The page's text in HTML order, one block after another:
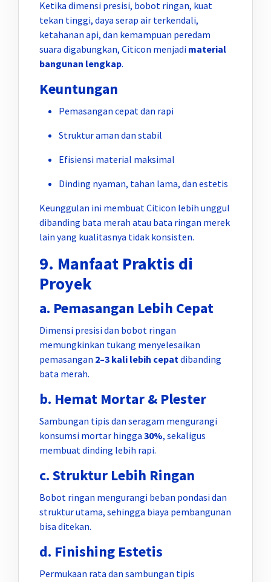
Ketika dimensi presisi, bobot ringan, kuat
tekan tinggi, daya serap air terkendali,
ketahanan api, dan kemampuan peredam
suara digabungkan, Citicon menjadi material
bangunan lengkap.
Keuntungan
Pemasangan cepat dan rapi
Struktur aman dan stabil
Efisiensi material maksimal
Dinding nyaman, tahan lama, dan estetis
Keunggulan ini membuat Citicon lebih unggul
dibanding bata merah atau bata ringan merek
lain yang kualitasnya tidak konsisten.
9. Manfaat Praktis di
Proyek
a. Pemasangan Lebih Cepat
Dimensi presisi dan bobot ringan
memungkinkan tukang menyelesaikan
pemasangan 2–3 kali lebih cepat dibanding
bata merah.
b. Hemat Mortar & Plester
Sambungan tipis dan seragam mengurangi
konsumsi mortar hingga 30%, sekaligus
membuat dinding lebih rapi.
c. Struktur Lebih Ringan
Bobot ringan mengurangi beban pondasi dan
struktur utama, sehingga biaya pembangunan
bisa ditekan.
d. Finishing Estetis
Permukaan rata dan sambungan tipis